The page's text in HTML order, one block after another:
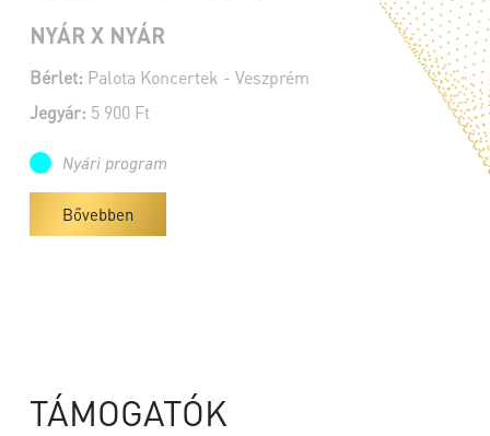
NYÁR X NYÁR
Bérlet: Palota Koncertek - Veszprém
Jegyár: 5 900 Ft
Nyári program
Bővebben
TÁMOGATÓK